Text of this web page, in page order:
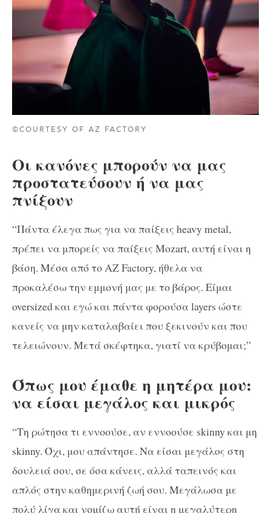
©COURTESY OF AZ FACTORY
Οι κανόνες μπορούν να μας
προστατεύσουν ή να μας
πνίξουν
“Πάντα έλεγα πως για να παίξεις heavy metal,
πρέπει να μπορείς να παίξεις Mozart, αυτή είναι η
βάση. Μέσα από το AZ Factory, ήθελα να
προκαλέσω την εμμονή μας με το βάρος. Είμαι
oversized και εγώ και πάντα φορούσα layers ώστε
κανείς να μην καταλαβαίει που ξεκινούν και που
τελειώνουν. Μετά σκέφτηκα, γιατί να κρύβομαι;”
Όπως μου έμαθε η μητέρα μου:
να είσαι μεγάλος και μικρός
“Τη ρώτησα τι εννοούσε, αν εννοούσε skinny και μη
skinny. Όχι, μου απάντησε. Να είσαι μεγάλος στη
δουλειά σου, σε όσα κάνεις, αλλά ταπεινός και
απλός στην καθημερινή ζωή σου. Μεγάλωσα με
πολύ λίγα και νομίζω αυτή είναι η μεγαλύτερη